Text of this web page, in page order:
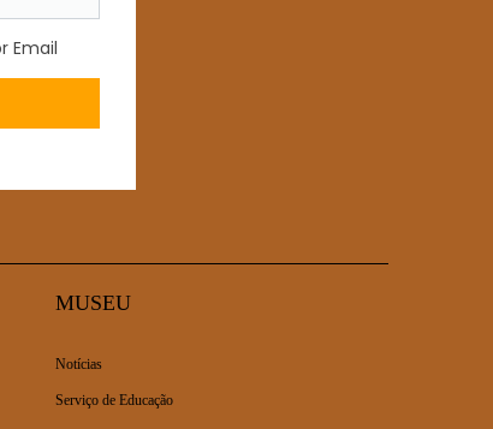
MUSEU
Notícias
Serviço de Educação